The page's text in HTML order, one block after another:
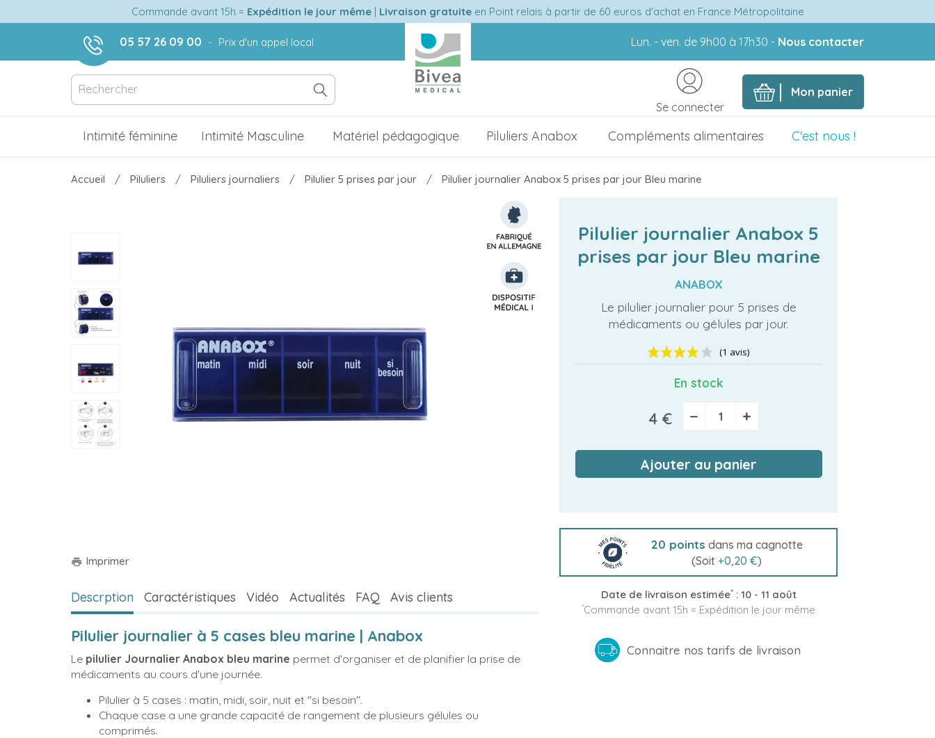
Commande avant 15h = Expédition le jour même| Livraison gratuiteen Point relais à partir de 60 euros d'achat en France Métropolitaine
05 57 26 09 00 - Prix d'un appel local Lun. - ven. de 9h00 à 17h30 - Nous contacter
Mon panier
Se connecter
Intimité féminine Intimité Masculine Matériel pédagogique Piluliers Anabox Compléments alimentaires C'est nous !
Accueil Piluliers Piluliers journaliers Pilulier 5 prises par jour Pilulier journalier Anabox 5 prises par jour Bleu marine
print Imprimer
Pilulier journalier Anabox 5
prises par jour Bleu marine
ANABOX
Le pilulier journalier pour 5 prises de
médicaments ou gélules par jour.
En stock
4 € − +
Ajouter au panier
20 points dans ma cagnotte
(Soit +0,20 €)
Date de livraison estimée*: 10 - 11 août
*Commande avant 15h = Expédition le jour même
Connaitre nos tarifs de livraison
Descrption Caractéristiques Vidéo Actualités FAQ Avis clients
Pilulier journalier à 5 cases bleu marine | Anabox
Le pilulier Journalier Anabox bleu marine permet d'organiser et de planifier la prise de
médicaments au cours d'une journée.
Pilulier à 5 cases : matin, midi, soir, nuit et "si besoin".
Chaque case a une grande capacité de rangement de plusieurs gélules ou
comprimés.